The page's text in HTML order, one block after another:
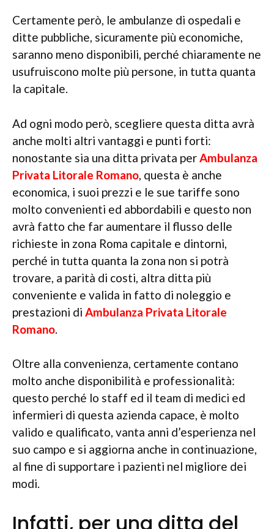
Certamente però, le ambulanze di ospedali e
ditte pubbliche, sicuramente più economiche,
saranno meno disponibili, perché chiaramente ne
usufruiscono molte più persone, in tutta quanta
la capitale.
Ad ogni modo però, scegliere questa ditta avrà
anche molti altri vantaggi e punti forti:
nonostante sia una ditta privata per Ambulanza
Privata Litorale Romano , questa è anche
economica, i suoi prezzi e le sue tariffe sono
molto convenienti ed abbordabili e questo non
avrà fatto che far aumentare il flusso delle
richieste in zona Roma capitale e dintorni,
perché in tutta quanta la zona non si potrà
trovare, a parità di costi, altra ditta più
conveniente e valida in fatto di noleggio e
prestazioni di Ambulanza Privata Litorale
Romano
Oltre alla convenienza, certamente contano
molto anche disponibilità e professionalità:
questo perché lo staff ed il team di medici ed
infermieri di questa azienda capace, è molto
valido e qualificato, vanta anni d’esperienza nel
suo campo e si aggiorna anche in continuazione,
al fine di supportare i pazienti nel migliore dei
modi.
Infatti, per una ditta del